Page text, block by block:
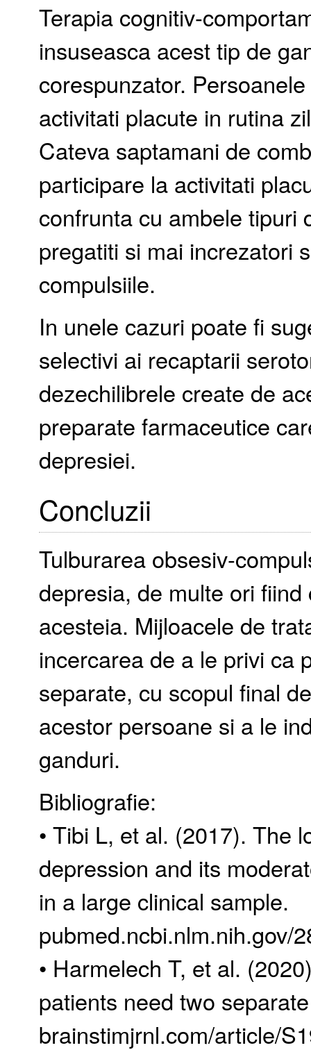
Terapia cognitiv-
insuseasca acest tip de
corespunzator.
activitati placute in rutina
Cateva saptamani de
participare la activitati
confrunta cu ambele tipuri
pregatiti si mai increzatori
compulsiile.
In unele cazuri poate fi
selectivi ai recaptarii
dezechilibrele create de
preparate farmaceutice
depresiei.
Concluzii
Tulburarea obsesiv-
depresia, de multe ori
acesteia. Mijloacele de
incercarea de a le privi ca
separate, cu scopul final
acestor persoane si a le
ganduri.
Bibliografie:
• Tibi L, et al. (2017). The
depression and its
in a large clinical sample.
pubmed.ncbi.nlm.nih.gov/
• Harmelech T, et al.
patients need two
brainstimjrnl.com/article/